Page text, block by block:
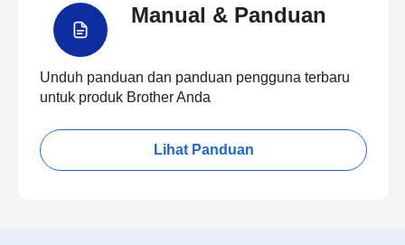
Manual & Panduan
Unduh panduan dan panduan pengguna terbaru
untuk produk Brother Anda
Lihat Panduan